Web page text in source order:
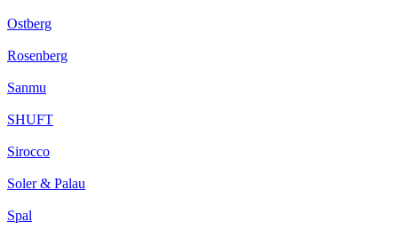
Ostberg
Rosenberg
Sanmu
SHUFT
Sirocco
Soler & Palau
Spal